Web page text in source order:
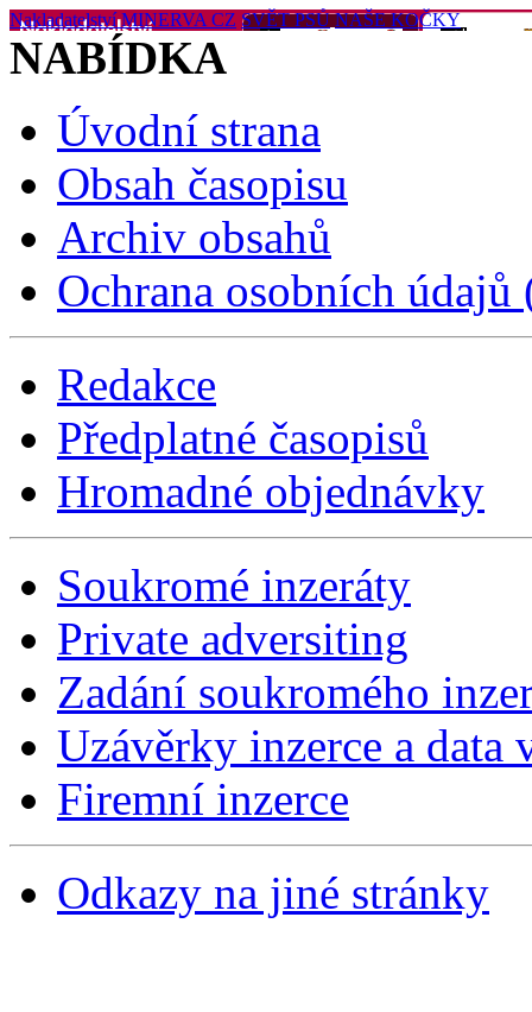
Nakladatelství MINERVA CZ SVĚT PSŮ NAŠE KOČKY
NABÍDKA
Úvodní strana
Obsah časopisu
Archiv obsahů
Ochrana osobních údajů
Redakce
Předplatné časopisů
Hromadné objednávky
Soukromé inzeráty
Private adversiting
Zadání soukromého
Uzávěrky inzerce a data
Firemní inzerce
Odkazy na jiné stránky